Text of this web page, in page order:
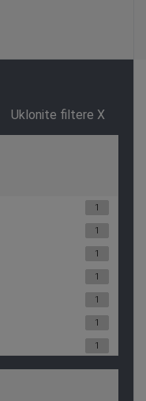
Uklonite filtere X
1
1
1
1
1
1
1
1